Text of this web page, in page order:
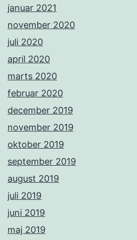
januar 2021
november 2020
juli 2020
april 2020
marts 2020
februar 2020
december 2019
november 2019
oktober 2019
september 2019
august 2019
juli 2019
juni 2019
maj 2019